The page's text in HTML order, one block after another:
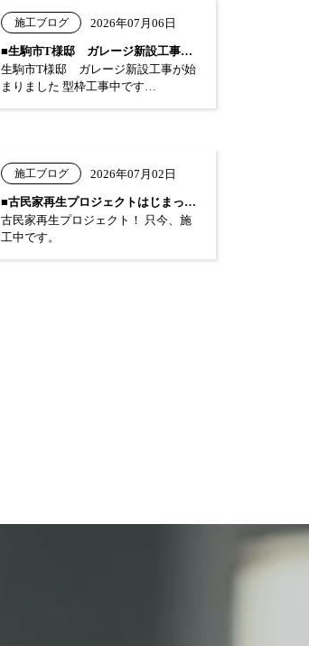
施工ブログ 2026年07月06日
■生駒市T様邸 ガレージ新設工事が始まり…
生駒市T様邸 ガレージ新設工事が始
まりました 型枠工事中です…
施工ブログ 2026年07月02日
■古民家再生プロジェクトはじまっています…
古民家再生プロジェクト！ 只今、施
工中です。